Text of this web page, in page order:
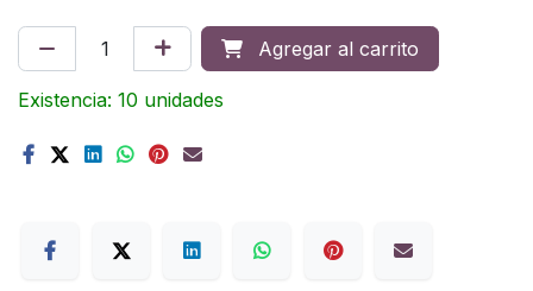
Agregar al carrito
Existencia: 10 unidades